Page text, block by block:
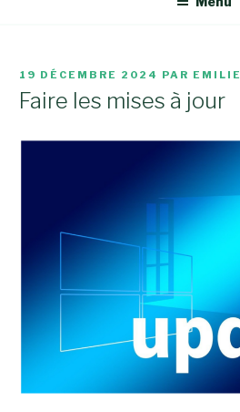
PUBLIÉ
LE
19 DÉCEMBRE 2024 PAR EMILIE
Faire les mises à jour